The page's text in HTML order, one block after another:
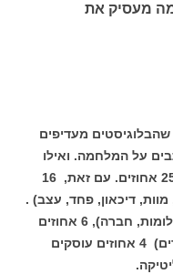
מה מעסיק את
מעדיפים
13 אחוזים כותבים על המלחמה. ואילו
את המקום הראשון תופסת אהבה עם 25 אחוזים. עם זאת, 16
דיכאון, פחד, עצב) .
10 אחוזים מדברים על החיים (רגש, חלומות, חברה), 6 אחוזים
מתעסקים בבעיות משפחה (ילדים, הורים) 4 אחוזים עוסקים